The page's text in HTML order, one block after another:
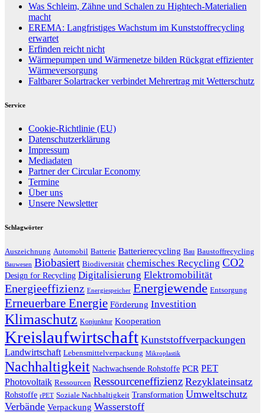
Was Schleim, Zähne und Schalen zu Hightech-Materialien
macht
EREMA: Langfristiges Wachstum im Kunststoffrecycling
erwartet
Erfinden reicht nicht
Wärmepumpen und Wärmenetze bilden Rückgrat effizienter
Wärmeversorgung
Faltbarer Solartracker verbindet Mehrertrag mit Wetterschutz
Service
Cookie-Richtlinie (EU)
Datenschutzerklärung
Impressum
Mediadaten
Partner der Circular Economy
Termine
Über uns
Unsere Newsletter
Schlagwörter
Auszeichnung Automobil Batterie Batterierecycling Bau Baustoffrecycling
Bauwesen Biobasiert Biodiversität chemisches Recycling CO2
Design for Recycling Digitalisierung Elektromobilität
Energieeffizienz Energiespeicher Energiewende Entsorgung
Erneuerbare Energie Förderung Investition
Klimaschutz Konjunktur Kooperation
Kreislaufwirtschaft Kunststoffverpackungen
Landwirtschaft Lebensmittelverpackung Mikroplastik
Nachhaltigkeit Nachwachsende Rohstoffe PCR PET
Photovoltaik Ressourcen Ressourceneffizienz Rezyklateinsatz
Rohstoffe rPET Soziale Nachhaltigkeit Transformation Umweltschutz
Verbände Verpackung Wasserstoff